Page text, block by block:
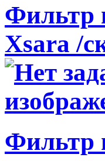
Фильтр
Xsara /
Фильтр